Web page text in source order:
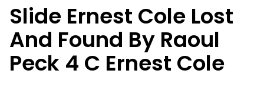
Slide Ernest Cole Lost
And Found By Raoul
Peck 4 C Ernest Cole